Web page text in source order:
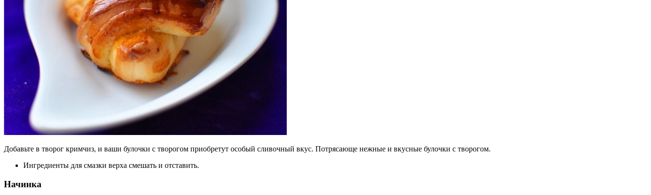
Добавьте в творог кримчиз, и ваши булочки с творогом приобретут особый сливочный вкус. Потрясающе нежные и вкусные булочки с творогом.
Ингредиенты для смазки верха смешать и отставить.
Начинка